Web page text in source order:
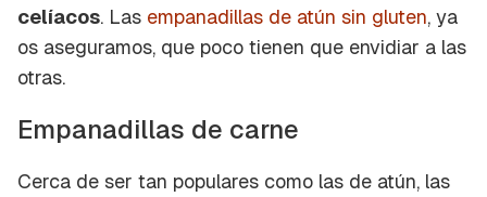
celíacos. Las empanadillas de atún sin gluten, ya
os aseguramos, que poco tienen que envidiar a las
otras.
Empanadillas de carne
Cerca de ser tan populares como las de atún, las